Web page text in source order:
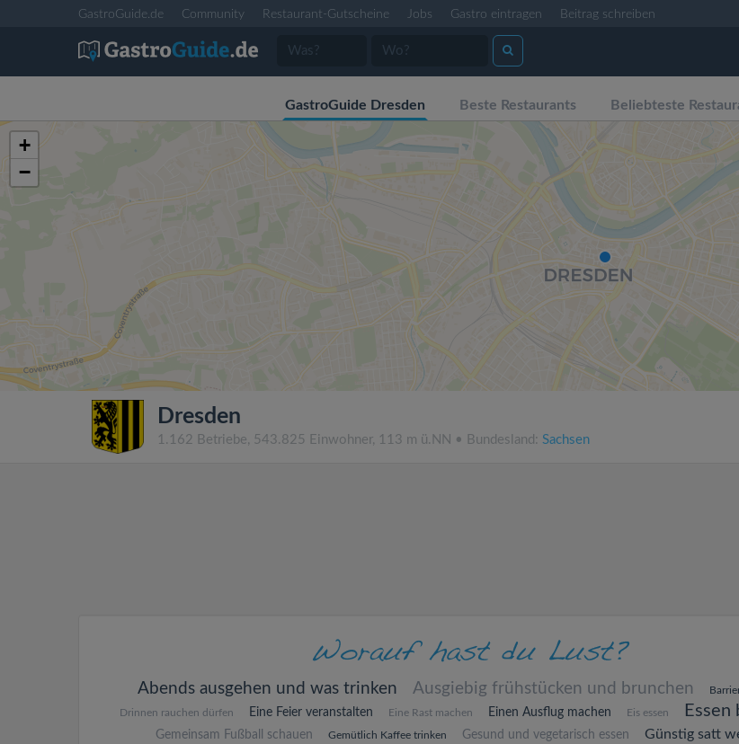
GastroGuide.de Community Restaurant-Gutscheine Jobs Gastro eintragen Beitrag schreiben
GastroGuide Dresden Beste Restaurants Beliebteste
+
−
Dresden
1.162 Betriebe, 543.825 Einwohner, 113 m ü.NN • Bundesland: Sachsen
Abends ausgehen und was trinken Ausgiebig frühstücken und brunchen
Drinnen rauchen dürfen Eine Feier veranstalten Eine Rast machen Einen Ausflug machen Eis essen Essen
Gemeinsam Fußball schauen Gemütlich Kaffee trinken Gesund und vegetarisch essen Günstig satt